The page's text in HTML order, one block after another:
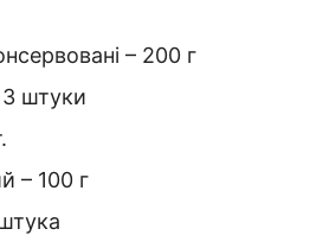
– 200 г
3 штуки
– 100 г